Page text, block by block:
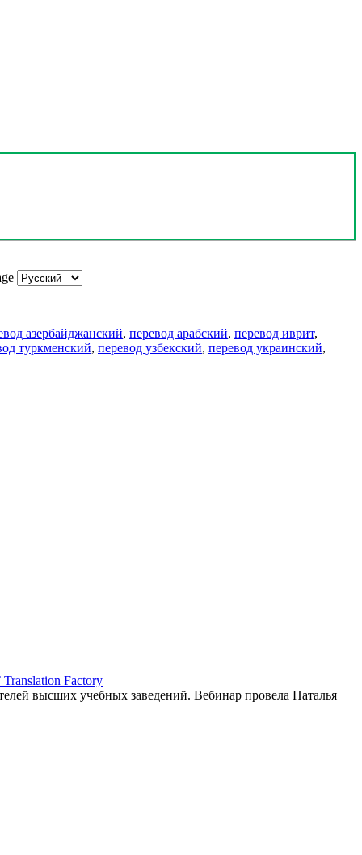
азербайджанский, перевод арабский, перевод иврит,
туркменский, перевод узбекский, перевод украинский,
Factory
высших учебных заведений. Вебинар провела Наталья